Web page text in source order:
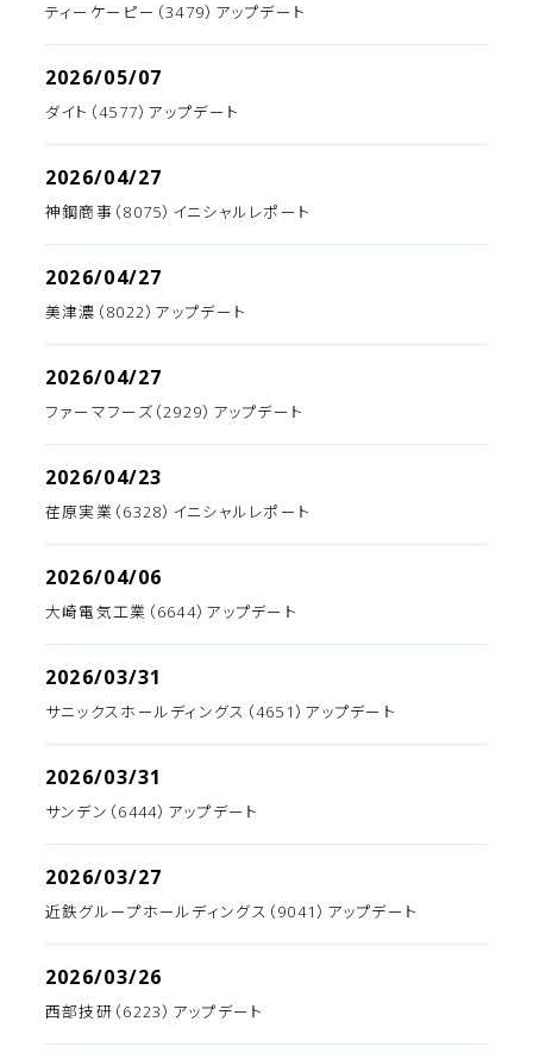
ティーケーピー（3479）アップデート
2026/05/07
ダイト（4577）アップデート
2026/04/27
神鋼商事（8075）イニシャルレポート
2026/04/27
美津濃（8022）アップデート
2026/04/27
ファーマフーズ（2929）アップデート
2026/04/23
荏原実業（6328）イニシャルレポート
2026/04/06
大崎電気工業（6644）アップデート
2026/03/31
サニックスホールディングス（4651）アップデート
2026/03/31
サンデン（6444）アップデート
2026/03/27
近鉄グループホールディングス（9041）アップデート
2026/03/26
西部技研（6223）アップデート